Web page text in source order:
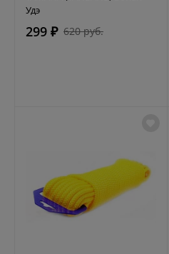
Удэ
299 ₽ 620 руб.